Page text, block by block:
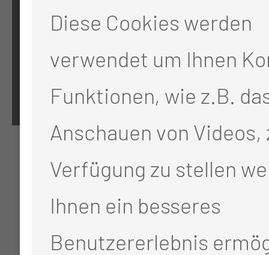
Datenschutz
Cookie-Einstellungen
Diese Cookies werden
verwendet um Ihnen
Funktionen, wie z.B.
Anschauen von Videos,
Verfügung zu stellen
Ihnen ein besseres
Benutzererlebnis